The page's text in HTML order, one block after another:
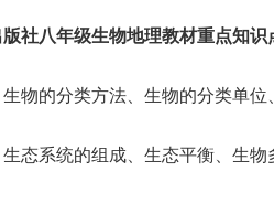
社八年级生物地理教材重点知识
的分类方法、生物的分类单位
系统的组成、生态平衡、生物